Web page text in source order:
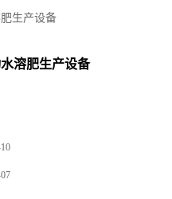
生产设备
溶肥生产设备